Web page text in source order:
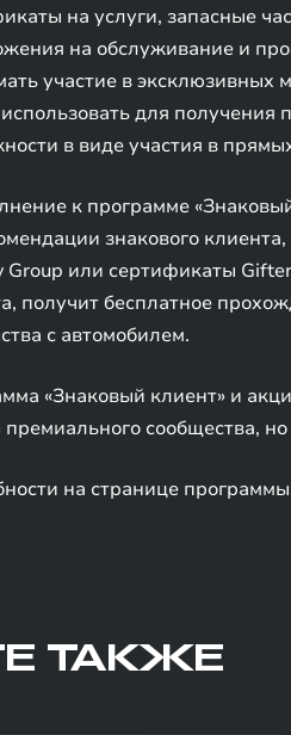
на услуги, запасные
на обслуживание и
участие в эксклюзивных
для получения
в виде участия в
к программе
знакового
Group или сертификаты
получит бесплатное
с автомобилем.
«Знаковый клиент» и
премиального сообщества,
на странице
ТАКЖЕ